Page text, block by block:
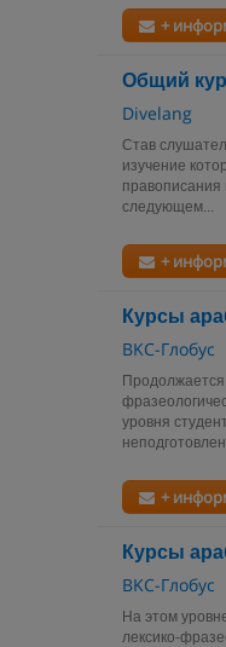
+
Общий
Divelang
Став
изучение
правописания
следующем...
+
Курсы
BKC-Глобус
Продолжается
уровня
+
Курсы
BKC-Глобус
На этом
лексико-